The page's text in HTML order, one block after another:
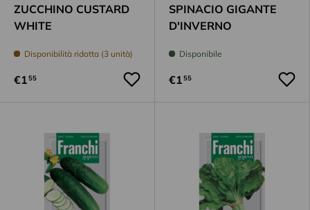
ZUCCHINO CUSTARD
WHITE
Disponibilità ridotta (3 unità)
€155
SPINACIO GIGANTE
D'INVERNO
Disponibile
€155